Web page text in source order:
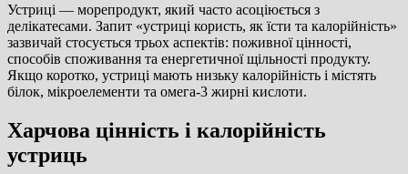
Устриці — морепродукт, який часто асоціюється з
делікатесами. Запит «устриці користь, як їсти та калорійність»
зазвичай стосується трьох аспектів: поживної цінності,
способів споживання та енергетичної щільності продукту.
Якщо коротко, устриці мають низьку калорійність і містять
білок, мікроелементи та омега-3 жирні кислоти.
Харчова цінність і калорійність
устриць